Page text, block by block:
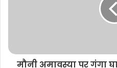
मौनी अमावस्या पर गंगा